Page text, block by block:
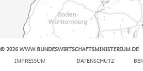
© 2026 WWW.BUNDESWIRTSCHAFTSMINISTERIUM.DE
IMPRESSUM
DATENSCHUTZ